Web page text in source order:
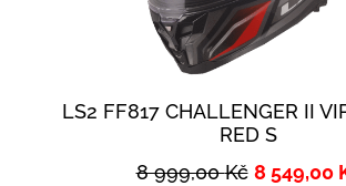
LS2 FF817 CHALLENGER II
RED S
8 999,00Kč 8 549,00